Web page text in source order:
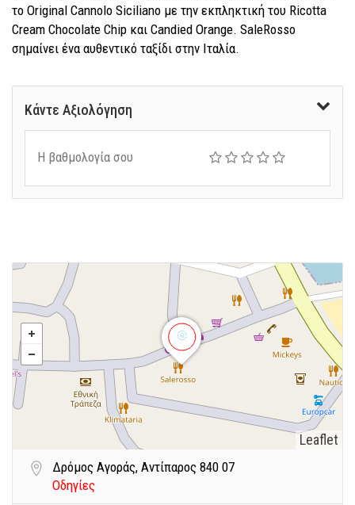
το Original Cannolo Siciliano με την εκπληκτική του Ricotta
Cream Chocolate Chip και Candied Orange. SaleRosso
σημαίνει ένα αυθεντικό ταξίδι στην Ιταλία.
Κάντε Αξιολόγηση
Η βαθμολογία σου
Leaflet
Δρόμος Αγοράς, Αντίπαρος 840 07
Οδηγίες